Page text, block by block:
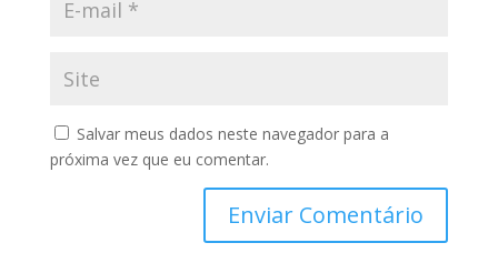
Salvar meus dados neste navegador para a
próxima vez que eu comentar.